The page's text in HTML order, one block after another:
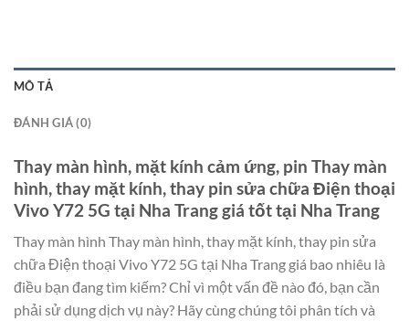
MÔ TẢ
ĐÁNH GIÁ (0)
Thay màn hình, mặt kính cảm ứng, pin Thay màn
hình, thay mặt kính, thay pin sửa chữa Điện thoại
Vivo Y72 5G tại Nha Trang giá tốt tại Nha Trang
Thay màn hình Thay màn hình, thay mặt kính, thay pin sửa
chữa Điện thoại Vivo Y72 5G tại Nha Trang giá bao nhiêu là
điều bạn đang tìm kiếm? Chỉ vì một vấn đề nào đó, bạn cần
phải sử dụng dịch vụ này? Hãy cùng chúng tôi phân tích và